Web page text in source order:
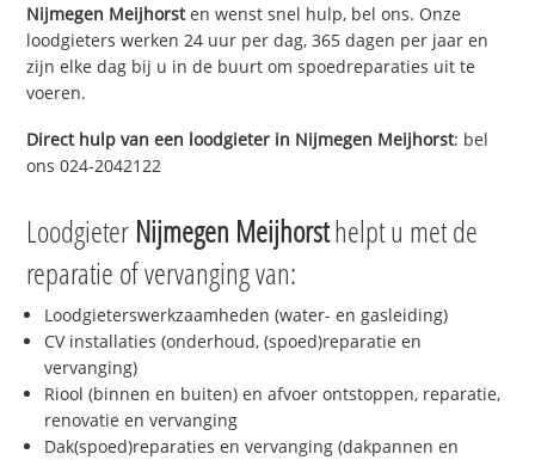
Nijmegen Meijhorsten wenst snel hulp, bel ons. Onze
loodgieters werken 24 uur per dag, 365 dagen per jaar en
zijn elke dag bij u in de buurt om spoedreparaties uit te
voeren.
Direct hulp van een loodgieter in Nijmegen Meijhorst: bel
ons 024-2042122
Loodgieter Nijmegen Meijhorsthelpt u met de
reparatie of vervanging van:
Loodgieterswerkzaamheden (water- en gasleiding)
CV installaties (onderhoud, (spoed)reparatie en
vervanging)
Riool (binnen en buiten) en afvoer ontstoppen, reparatie,
renovatie en vervanging
Dak(spoed)reparaties en vervanging (dakpannen en